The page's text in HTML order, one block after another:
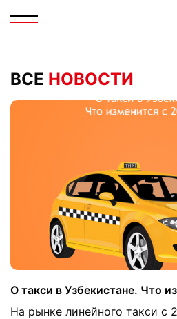
ВСЕ НОВОСТИ
О такси в Узбекистане. Что
На рынке линейного такси с